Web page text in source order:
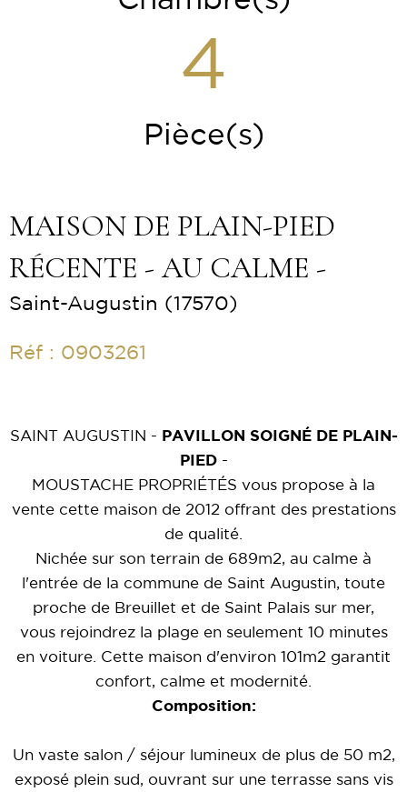
4
Pièce(s)
MAISON DE PLAIN-PIED
RÉCENTE - AU CALME -
Saint-Augustin (17570)
Réf : 0903261
SAINT AUGUSTIN -
PAVILLON SOIGNÉ DE PLAIN-
PIED-
MOUSTACHE PROPRIÉTÉS vous propose à la
vente cette maison de 2012 offrant des prestations
de qualité.
Nichée sur son terrain de 689m2, au calme à
l'entrée de la commune de Saint Augustin, toute
proche de Breuillet et de Saint Palais sur mer,
vous rejoindrez la plage en seulement 10 minutes
en voiture. Cette maison d'environ 101m2 garantit
confort, calme et modernité.
Composition:
Un vaste salon / séjour lumineux de plus de 50 m2,
exposé plein sud, ouvrant sur une terrasse sans vis